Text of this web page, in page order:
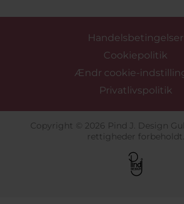
Handelsbetingelser
Cookiepolitik
Ændr cookie-
Privatlivspolitik
Copyright © 2026 Pind J. Design
rettigheder forbeholdt.